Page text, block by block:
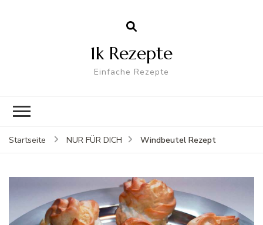
1k Rezepte
Einfache Rezepte
Startseite NUR FÜR DICH Windbeutel Rezept